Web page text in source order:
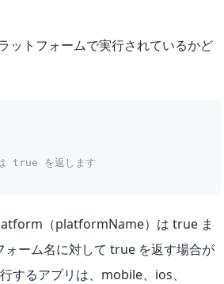
ットフォームで実行されているかど
true を返します
（platformName）は true ま
ーム名に対して true を返す場合が
するアプリは、mobile、ios、